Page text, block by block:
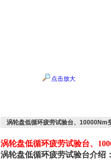
点击放大
涡轮盘低循环疲劳试验台、10000Nm
涡轮盘低循环疲劳试验台、
涡轮盘低循环疲劳试验台介绍